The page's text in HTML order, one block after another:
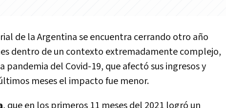
de la Argentina se encuentra cerrando otro año
dentro de un contexto extremadamente complejo,
del Covid-19, que afectó sus ingresos y
meses el impacto fue menor.